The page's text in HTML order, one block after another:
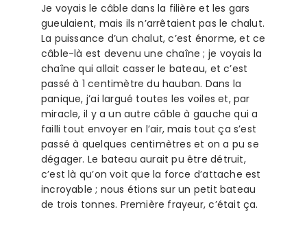
Je voyais le câble dans la filière et les gars
gueulaient, mais ils n’arrêtaient pas le chalut.
La puissance d’un chalut, c’est énorme, et ce
câble-là est devenu une chaîne ; je voyais la
chaîne qui allait casser le bateau, et c’est
passé à 1 centimètre du hauban. Dans la
panique, j’ai largué toutes les voiles et, par
miracle, il y a un autre câble à gauche qui a
failli tout envoyer en l’air, mais tout ça s’est
passé à quelques centimètres et on a pu se
dégager. Le bateau aurait pu être détruit,
c’est là qu’on voit que la force d’attache est
incroyable ; nous étions sur un petit bateau
de trois tonnes. Première frayeur, c’était ça.